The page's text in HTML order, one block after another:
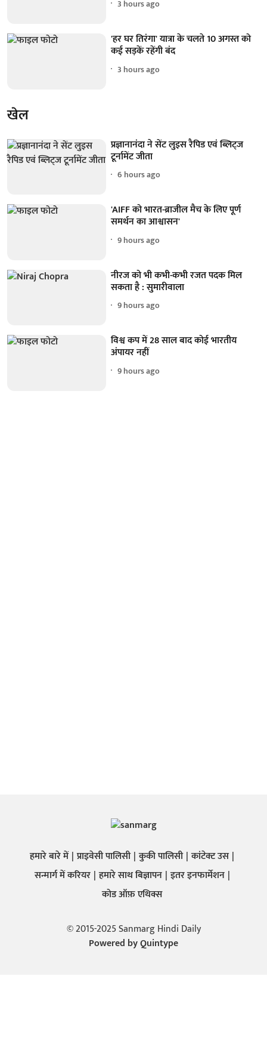
3 hours ago
'हर घर तिरंगा' यात्रा के चलते 10 अगस्त को
कई सड़कें रहेंगी बंद
3 hours ago
खेल
प्रज्ञानानंदा ने सेंट लुइस रैपिड एवं ब्लिट्ज
टूर्नामेंट जीता
6 hours ago
'AIFF को भारत-ब्राजील मैच के लिए पूर्ण
समर्थन का आश्वासन'
9 hours ago
नीरज को भी कभी-कभी रजत पदक मिल
सकता है : सुमारीवाला
9 hours ago
विश्व कप में 28 साल बाद कोई भारतीय
अंपायर नहीं
9 hours ago
हमारे बारे में प्राइवेसी पालिसी कुकी पालिसी कांटेक्ट उस
सन्मार्ग में करियर हमारे साथ बिज्ञापन इतर इनफार्मेशन
कोड ऑफ़ एथिक्स
© 2015-2025 Sanmarg Hindi Daily
Powered byQuintype